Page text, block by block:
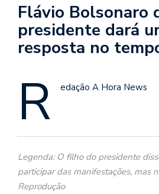
Flávio Bolsonaro
presidente dará
resposta no
R edação A Hora News
Legenda: O filho do presidente
participar das manifestações, mas
Reprodução